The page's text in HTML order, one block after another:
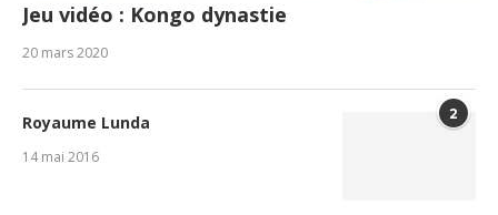
Jeu vidéo : Kongo dynastie
20 mars 2020
2
Royaume Lunda
14 mai 2016